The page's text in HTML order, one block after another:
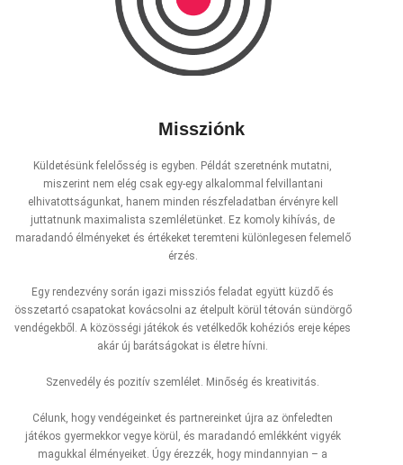
Missziónk
Küldetésünk felelősség is egyben. Példát szeretnénk mutatni,
miszerint nem elég csak egy-egy alkalommal felvillantani
elhivatottságunkat, hanem minden részfeladatban érvényre kell
juttatnunk maximalista szemléletünket. Ez komoly kihívás, de
maradandó élményeket és értékeket teremteni különlegesen felemelő
érzés.
Egy rendezvény során igazi missziós feladat együtt küzdő és
összetartó csapatokat kovácsolni az ételpult körül tétován sündörgő
vendégekből. A közösségi játékok és vetélkedők kohéziós ereje képes
akár új barátságokat is életre hívni.
Szenvedély és pozitív szemlélet. Minőség és kreativitás.
Célunk, hogy vendégeinket és partnereinket újra az önfeledten
játékos gyermekkor vegye körül, és maradandó emlékként vigyék
magukkal élményeiket. Úgy érezzék, hogy mindannyian – a